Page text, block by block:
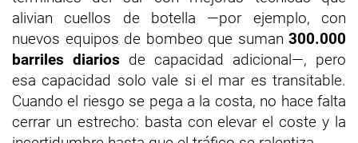
alivian cuellos de botella —por ejemplo, con
nuevos equipos de bombeo que suman 300.000
barriles diarios de capacidad adicional—, pero
esa capacidad solo vale si el mar es transitable.
Cuando el riesgo se pega a la costa, no hace falta
cerrar un estrecho: basta con elevar el coste y la